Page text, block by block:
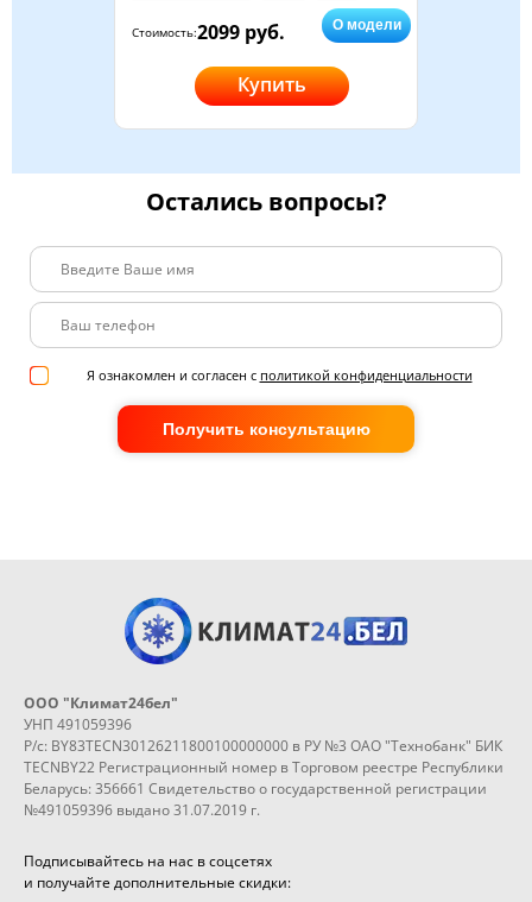
Стоимость:2099 руб. О модели
Купить
Остались вопросы?
Я ознакомлен и согласен с политикой конфиденциальности
Получить консультацию
ООО "Климат24бел"
УНП 491059396
Р/с: BY83TECN30126211800100000000 в РУ №3 ОАО "Технобанк" БИК
TECNBY22 Регистрационный номер в Торговом реестре Республики
Беларусь: 356661 Свидетельство о государственной регистрации
№491059396 выдано 31.07.2019 г.
Подписывайтесь на нас в соцсетях
и получайте дополнительные скидки: